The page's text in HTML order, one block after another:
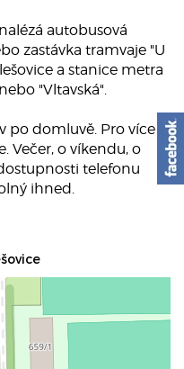
autobusová
zastávka tramvaje "U
a stanice metra
"Vltavská".
po domluvě. Pro více
Večer, o víkendu, o
telefonu
ihned.